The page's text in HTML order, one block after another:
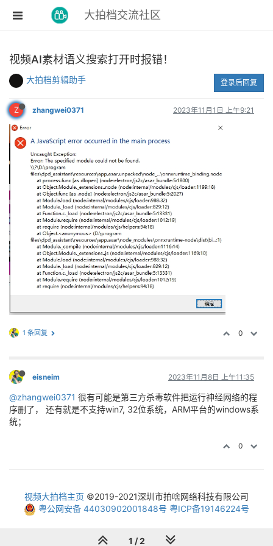
大拍档交流社区
视频AI素材语义搜索打开时报错！
大拍档剪辑助手 登录后回复
Z zhangwei0371 2023年11月1日 上午9:21
1 条回复 0
eisneim 2023年11月8日 上午11:35
@zhangwei0371 很有可能是第三方杀毒软件把运行神经网络的程
序删了， 还有就是不支持win7, 32位系统，ARM平台的windows系
统；
0
1 / 2
视频大拍档主页 ©2019-2021深圳市拍啥网络科技有限公司
粤公网安备 44030902001848号 粤ICP备19146224号